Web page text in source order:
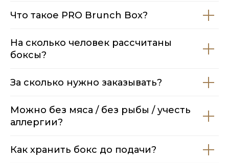
Что такое PRO Brunch Box?
На сколько человек рассчитаны
боксы?
За сколько нужно заказывать?
Можно без мяса / без рыбы / учесть
аллергии?
Как хранить бокс до подачи?